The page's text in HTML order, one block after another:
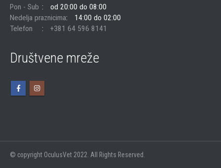
Pon - Sub
od 20:00 do 08:00
Nedelja praznicima
14:00 do 02:00
Telefon
+381 64 596 8141
Društvene mreže
© copyright OculusVet 2022. All Rights Reserved.